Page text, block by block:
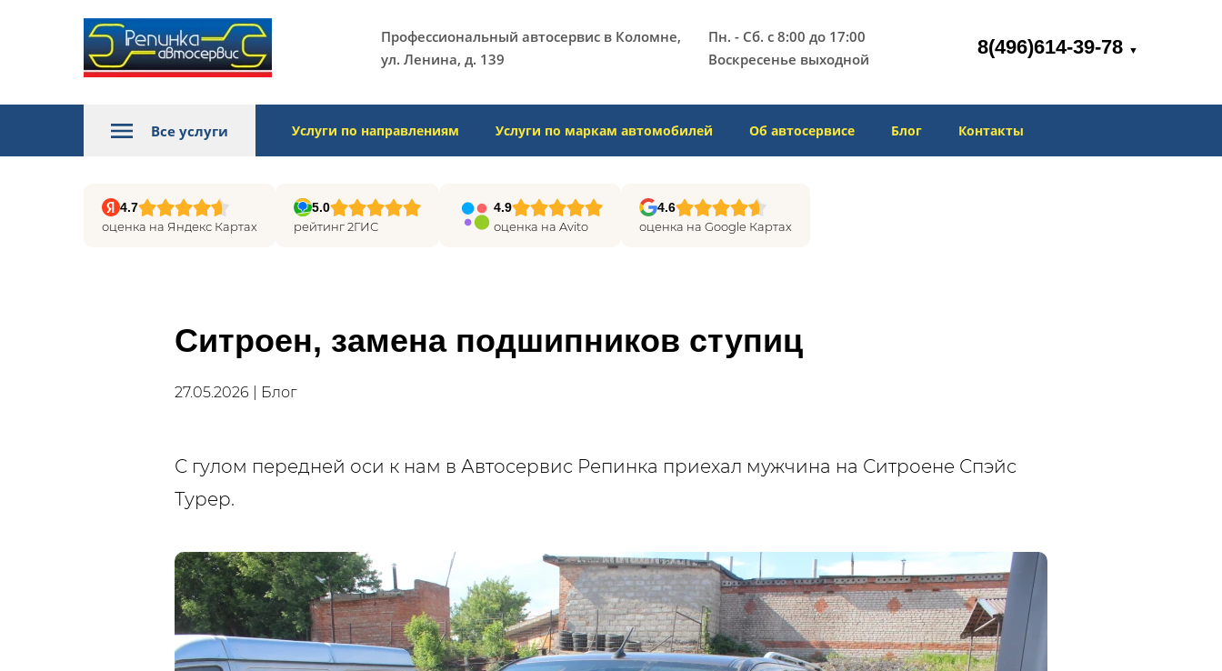
Профессиональный автосервис в Коломне,
ул. Ленина, д. 139​
Пн. - Сб. с 8:00 до 17:00
Воскресенье выходной
8(496)614-39-78 ▼
Все услуги Услуги по направлениям Услуги по маркам автомобилей Об автосервисе Блог Контакты
4.7
оценка на Яндекс Картах
5.0
рейтинг 2ГИС
4.9
оценка на Avito
4.6
оценка на Google Картах
Ситроен, замена подшипников ступиц
27.05.2026 | Блог
С гулом передней оси к нам в Автосервис Репинка приехал мужчина на Ситроене Спэйс
Турер.